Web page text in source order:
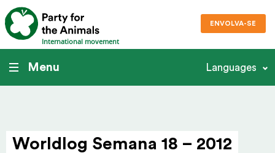
International movement
ENVOLVA-SE
Menu Languages
Worldlog Semana 18 – 2012